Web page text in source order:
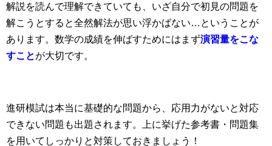
解説を読んで理解できていても、いざ自分で初見の問題を
解こうとすると全然解法が思い浮かばない…ということが
あります。数学の成績を伸ばすためにはまず演習量をこな
すことが大切です。
進研模試は本当に基礎的な問題から、応用力がないと対応
できない問題も出題されます。上に挙げた参考書・問題集
を用いてしっかりと対策しておきましょう！